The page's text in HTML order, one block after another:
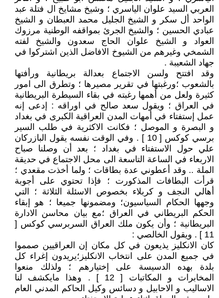
العربي السيد علوان الياسري ؛ وشيخ مشايخ ال فتلة عبد
الواحد أل سكر و الشيخ الجليل محمد العبطان و الشيخ
عبادي الحسين ؛ والشيخ الجرئ بمواقفه الوطنية مرزوك
العواد و الشيخ علوان الحاج سعدون والشيخ لفته
الشمخي وغيرهم من الشيوخ الافاضل الذين اشتركوا في
جهاد الشعيبة .
وقد افتتح ولسن الاجتماع بعدالة بريطانية ورأفتها
بالشعوب ؛ورغبتها في تقرير مصيرها ؛ وتطرق الى امور
كثيرة ولعل من أهمها رغبته في بقاء السيطرة البريطانية
في العراق ؛ ويقول سعد صالح في اوراقه : إدعى إنه
عمل إستفتاء في أمهات المدن العراقية الكبرى في بغداد
و البصرة و الموصل ؛ فكانت الاكثرية في طلب السير
برسي كوكس [ 10 ] . وفي الوقت نفسه يقول البازركان
علي حول الاستفتاء في بغداد ؛ بعد أن وصلنا صباح
الاربعاء في الساعة التاسعة الى محل الاجتماع في حديقة
الملة .. وقد أعطوني عدة بطاقات ؛ ولما أخذت مقعدي ؛
قرأت البطافات المذكورت ؛ فإذا تحتوي على أجوبة
أهالي النجف و كربلاء بخصوص الاسئلة الثلاثة ؛ التي
وجهها الحكام السياسيون؛ ومضمونها جميعا ؛ هو إبقاء
الحكم البريطاني في العراق ؛مع بيان محاسن الادارة
البريطانية ؛ وأن يكون ملك العراق السربرسي كوكس [
11 ] . ويقول الخالصي :
كان الانكليز يذيعون في كل مكان إن العراقيين صمموا
في جميع المدن على انتخاب الانكليز؛يريدون إغراء كل
بلدة بهده الدسيسة على إختيارهم ؛ ولذلك منعوا
المخابرات و المكاتبات [ 12 ] . وهذا مايكشف لنا
الاساليب و الاحابيل و دسائس وكيل الحاكم المدني العام